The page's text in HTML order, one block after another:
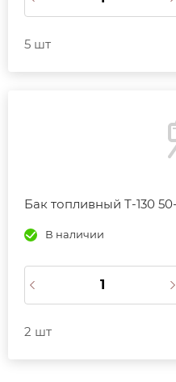
5 шт
Бак топливный Т-130
В наличии
2 шт